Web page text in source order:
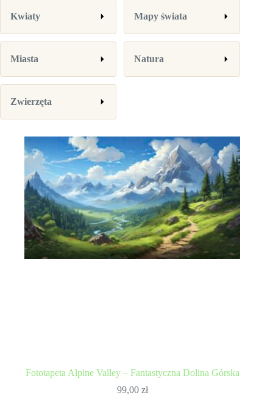
Kwiaty Mapy świata
Miasta Natura
Zwierzęta
Fototapeta Alpine Valley – Fantastyczna Dolina Górska
99,00 zł